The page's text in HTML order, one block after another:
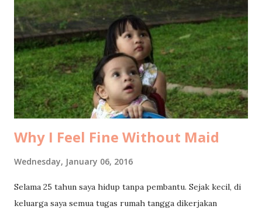
the developing countries. The night before I traveled to
Korea, I already started to catch a cold. The night I was on
the plane, I got awful throatsore. And the day I arrived at
Incheon on Sunday morning, it was -2 degree with 27
km/hour wind that made it feels like -10. Last night I
couldn’t sleep due to high fever and my room couldn’t get
any warmer than 18 degree. My new Mongolian frie...
Why I Feel Fine Without Maid
Wednesday, January 06, 2016
Selama 25 tahun saya hidup tanpa pembantu. Sejak kecil, di
keluarga saya semua tugas rumah tangga dikerjakan